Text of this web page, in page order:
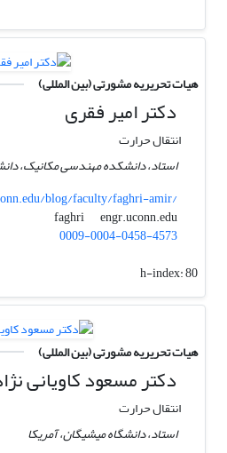
هیات تحریریه مشورتی (بین المللی)
دکتر امیر فقری
انتقال حرارت
استاد، دانشکده مهندسی مکانیک،
blog/faculty/faghri-amir/
faghri
engr.uconn.edu
0009-0004-0458-4573
h-index:80
هیات تحریریه مشورتی (بین المللی)
دکتر مسعود کاویانی
انتقال حرارت
استاد، دانشگاه میشیگان، آمریکا